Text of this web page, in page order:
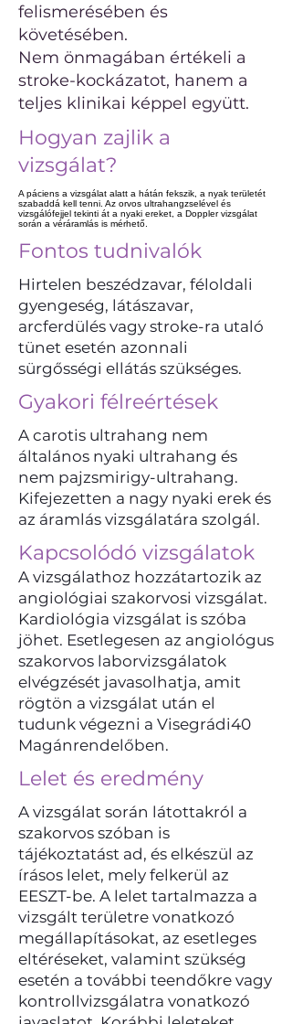
felismerésében és
követésében.
Nem önmagában értékeli a
stroke-kockázatot, hanem a
teljes klinikai képpel együtt.
Hogyan zajlik a
vizsgálat?
A páciens a vizsgálat alatt a hátán fekszik, a nyak területét
szabaddá kell tenni. Az orvos ultrahangzselével és
vizsgálófejjel tekinti át a nyaki ereket, a Doppler vizsgálat
során a véráramlás is mérhető.
Fontos tudnivalók
Hirtelen beszédzavar, féloldali
gyengeség, látászavar,
arcferdülés vagy stroke-ra utaló
tünet esetén azonnali
sürgősségi ellátás szükséges.
Gyakori félreértések
A carotis ultrahang nem
általános nyaki ultrahang és
nem pajzsmirigy-ultrahang.
Kifejezetten a nagy nyaki erek és
az áramlás vizsgálatára szolgál.
Kapcsolódó vizsgálatok
A vizsgálathoz hozzátartozik az
angiológiai szakorvosi vizsgálat.
Kardiológia vizsgálat is szóba
jöhet. Esetlegesen az angiológus
szakorvos laborvizsgálatok
elvégzését javasolhatja, amit
rögtön a vizsgálat után el
tudunk végezni a Visegrádi40
Magánrendelőben.
Lelet és eredmény
A vizsgálat során látottakról a
szakorvos szóban is
tájékoztatást ad, és elkészül az
írásos lelet, mely felkerül az
EESZT-be. A lelet tartalmazza a
vizsgált területre vonatkozó
megállapításokat, az esetleges
eltéréseket, valamint szükség
esetén a további teendőkre vagy
kontrollvizsgálatra vonatkozó